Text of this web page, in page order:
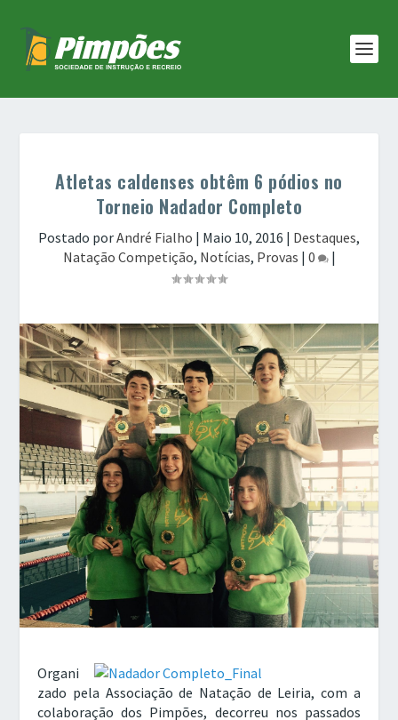
Atletas caldenses obtêm 6 pódios no
Torneio Nadador Completo
Postado porAndré Fialho | Maio 10, 2016 | Destaques,
Natação Competição, Notícias, Provas | 0 |
Organi
zado pela Associação de Natação de Leiria, com a
colaboração dos Pimpões, decorreu nos passados